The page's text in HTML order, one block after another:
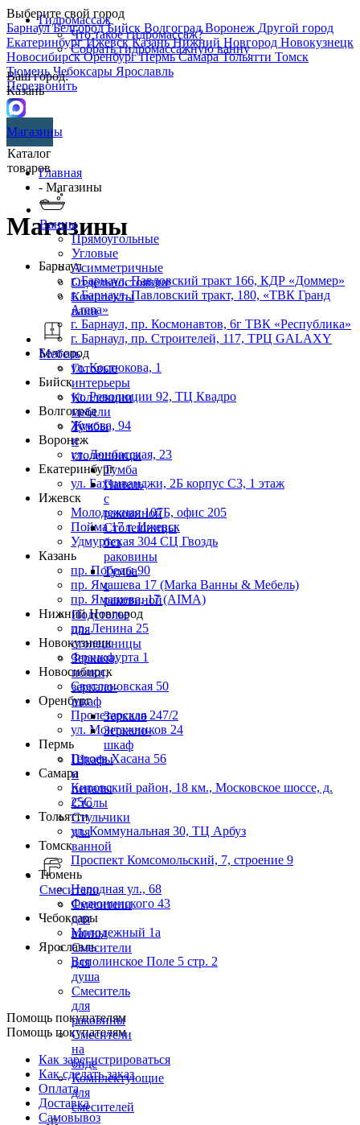
Выберите свой город
БарнаулБелгородБийск ВолгоградВоронеж Другой город
ЕкатеринбургИжевскКазаньНижний Новгород Новокузнецк
НовосибирскОренбургПермьСамараТольятти Томск
ТюменьЧебоксары Ярославль
Перезвонить
Гидромассаж
Что такое гидромассаж?
Собрать гидромассажную ванну
Ваш город:
Казань
Магазины
Каталог
товаров
Ванны
Прямоугольные
Угловые
Асимметричные
Отдельностоящие
Комплекты
ванн
Мебель
Готовые
интерьеры
Коллекции
мебели
Тумбы
и
столешницы
Тумба
Панель
с
раковиной
Столешницы
без
раковины
Тумба
с
раковиной
Подстолье
для
столешницы
Зеркала,
полки,
зеркало-
шкаф
Зеркало
Зеркало-
шкаф
Шкафы
и
пеналы
Столы
Стульчики
для
ванной
Смесители
Смесители
для
ванны
Смесители
для
душа
Смеситель
для
раковины
Смесители
на
биде
Комплектующие
для
смесителей
Главная
- Магазины
Магазины
Барнаул
г. Барнаул, Павловский тракт 166, КДР «Доммер»
г. Барнаул,​ ​Павловский тракт, 180, «ТВК Гранд
Arena»
г. Барнаул, пр. Космонавтов, 6г ТВК «Республика»
г. Барнаул, пр. Строителей, 117, ТРЦ GALAXY
Белгород
ул. Костюкова, 1
Бийск
ул. Революции 92, ТЦ Квадро
Волгоград
Жукова, 94
Воронеж
ул. Донбасская, 23
Екатеринбург
ул. Бахчиванджи, 2Б корпус С3, 1 этаж
Ижевск
Молодежная 107Б, офис 205
Пойма 17 г. Ижевск
Удмуртская 304 СЦ Гвоздь
Казань
пр. Победы 90
пр. Ямашева 17 (Marka Ванны & Мебель)
пр. Ямашева, 17 (AIMA)
Нижний Новгород
пр. Ленина 25
Новокузнецк
Франкфурта 1
Новосибирск
Светлановская 50
Оренбург
Пролетарская 247/2
ул. Монтажников 24
Пермь
Героев Хасана 56
Самара
Кировский район, 18 км., Московское шоссе, д.
25С
Тольятти
ул. Коммунальная 30, ТЦ Арбуз
Томск
Проспект Комсомольский, 7, строение 9
Тюмень
Народная ул., 68
Федюнинского 43
Чебоксары
Молодежный 1а
Ярославль
Всполинское Поле 5 стр. 2
Помощь покупателям
Помощь покупателям
Как зарегистрироваться
Как сделать заказ
Оплата
Доставка
Самовывоз